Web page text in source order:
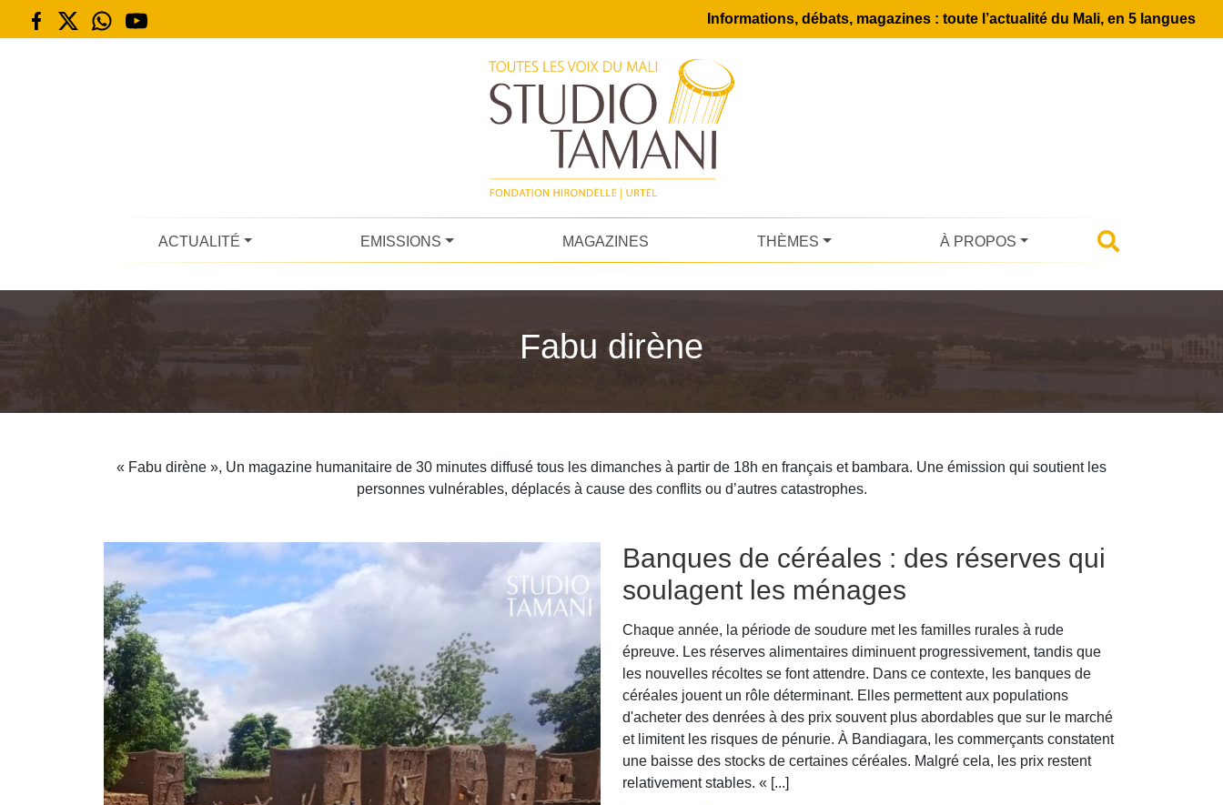
Informations, débats, magazines : toute l’actualité du Mali, en 5 langues
ACTUALITÉ EMISSIONS MAGAZINES THÈMES À PROPOS
Fabu dirène
« Fabu dirène », Un magazine humanitaire de 30 minutes diffusé tous les dimanches à partir de 18h en français et bambara. Une émission qui soutient les
personnes vulnérables, déplacés à cause des conflits ou d’autres catastrophes.
Banques de céréales : des réserves qui
soulagent les ménages
Chaque année, la période de soudure met les familles rurales à rude
épreuve. Les réserves alimentaires diminuent progressivement, tandis que
les nouvelles récoltes se font attendre. Dans ce contexte, les banques de
céréales jouent un rôle déterminant. Elles permettent aux populations
d'acheter des denrées à des prix souvent plus abordables que sur le marché
et limitent les risques de pénurie. À Bandiagara, les commerçants constatent
une baisse des stocks de certaines céréales. Malgré cela, les prix restent
relativement stables. « [...]